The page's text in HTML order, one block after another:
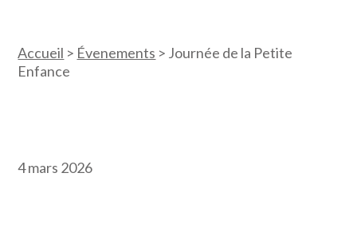
Accueil > Évenements > Journée de la Petite
Enfance
4 mars 2026